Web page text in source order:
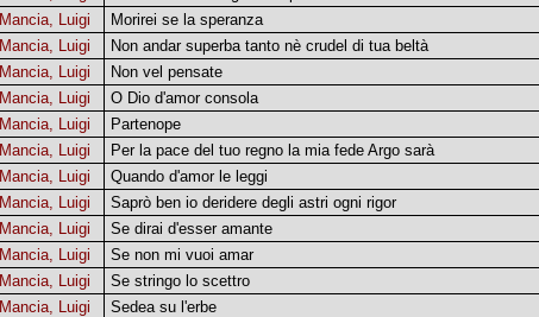
Mancia, Luigi
Morirei se la speranza
Mancia, Luigi
Non andar superba tanto nè crudel di tua beltà
Mancia, Luigi
Non vel pensate
Mancia, Luigi
O Dio d'amor consola
Mancia, Luigi
Partenope
Mancia, Luigi
Per la pace del tuo regno la mia fede Argo sarà
Mancia, Luigi
Quando d'amor le leggi
Mancia, Luigi
Saprò ben io deridere degli astri ogni rigor
Mancia, Luigi
Se dirai d'esser amante
Mancia, Luigi
Se non mi vuoi amar
Mancia, Luigi
Se stringo lo scettro
Mancia, Luigi
Sedea su l'erbe